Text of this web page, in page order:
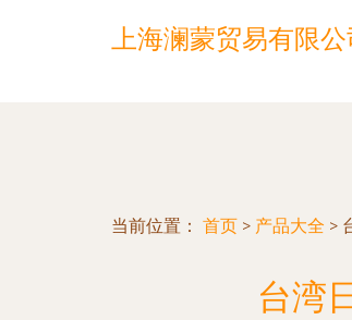
上海澜蒙贸易有限公
当前位置： 首页 > 产品大全 >
台湾